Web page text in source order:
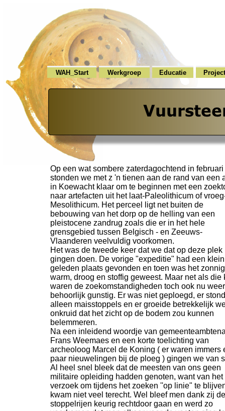
WAH_Start Werkgroep Educatie
Op een wat sombere zaterdagochtend in februari
stonden we met z 'n tienen aan de rand van een
in Koewacht klaar om te beginnen met een
naar artefacten uit het laat-Paleolithicum of
Mesolithicum. Het perceel ligt net buiten de
bebouwing van het dorp op de helling van een
pleistocene zandrug zoals die er in het hele
grensgebied tussen Belgisch - en Zeeuws-
Vlaanderen veelvuldig voorkomen.
Het was de tweede keer dat we dat op deze plek
gingen doen. De vorige "expeditie" had een
geleden plaats gevonden en toen was het
warm, droog en stoffig geweest. Maar net als die
waren de zoekomstandigheden toch ook nu weer
behoorlijk gunstig. Er was niet geploegd, er
alleen maisstoppels en er groeide betrekkelijk
onkruid dat het zicht op de bodem zou kunnen
belemmeren.
Na een inleidend woordje van
Frans Weemaes en een korte toelichting van
archeoloog Marcel de Koning ( er waren immers
paar nieuwelingen bij de ploeg ) gingen we van
Al heel snel bleek dat de meesten van ons geen
militaire opleiding hadden genoten, want van het
verzoek om tijdens het zoeken ''op linie" te
kwam niet veel terecht. Wel bleef men dank zij de
stoppelrijen keurig rechtdoor gaan en werd zo